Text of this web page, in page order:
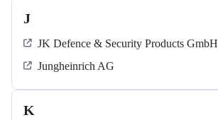
J
JK Defence & Security Products GmbH
Jungheinrich AG
K